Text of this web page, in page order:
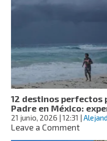
salir
de
México
en
el
12 destinos perfectos
Padre en México:
21 junio, 2026 | 12:31 |
Leave a Commenton